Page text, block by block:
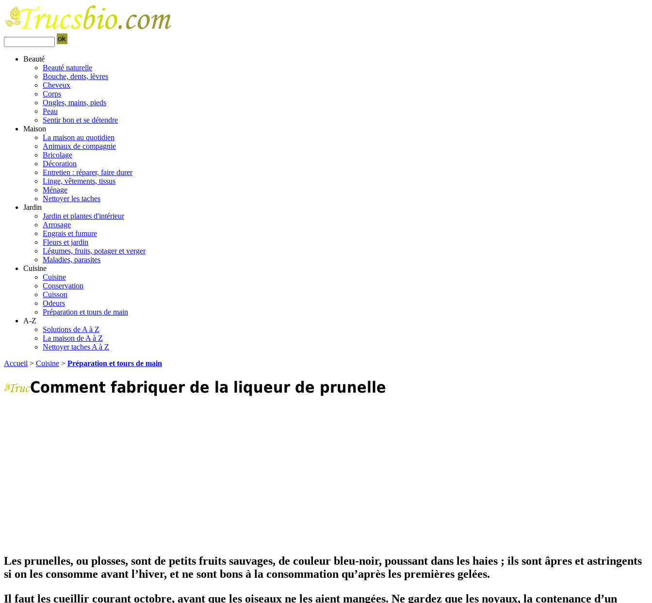
Beauté
Beauté naturelle
Bouche, dents, lèvres
Cheveux
Corps
Ongles, mains, pieds
Peau
Sentir bon et se détendre
Maison
La maison au quotidien
Animaux de compagnie
Bricolage
Décoration
Entretien : réparer, faire durer
Linge, vêtements, tissus
Ménage
Nettoyer les taches
Jardin
Jardin et plantes d'intérieur
Arrosage
Engrais et fumure
Fleurs et jardin
Légumes, fruits, potager et verger
Maladies, parasites
Cuisine
Cuisine
Conservation
Cuisson
Odeurs
Préparation et tours de main
A-Z
Solutions de A à Z
La maison de A à Z
Nettoyer taches A à Z
Accueil > Cuisine > Préparation et tours de main
Comment fabriquer de la liqueur de prunelle
Les prunelles, ou plosses, sont de petits fruits sauvages, de couleur bleu-noir, poussant dans les haies ; ils sont âpres et astringents
si on les consomme avant l’hiver, et ne sont bons à la consommation qu’après les premières gelées.
Il faut les cueillir courant octobre, avant que les oiseaux ne les aient mangées. Ne gardez que les noyaux, la contenance d’un